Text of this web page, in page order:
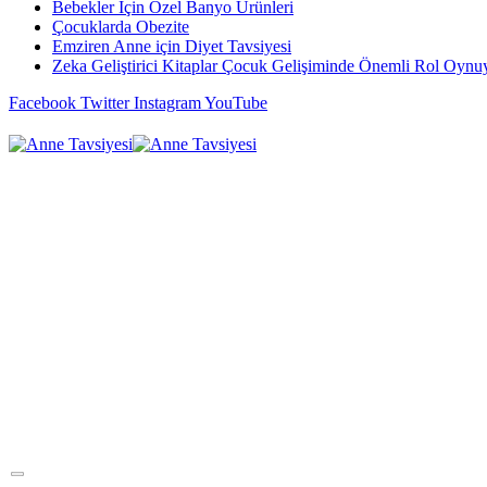
Bebekler İçin Özel Banyo Ürünleri
Çocuklarda Obezite
Emziren Anne için Diyet Tavsiyesi
Zeka Geliştirici Kitaplar Çocuk Gelişiminde Önemli Rol
Facebook Twitter InstagramYouTube